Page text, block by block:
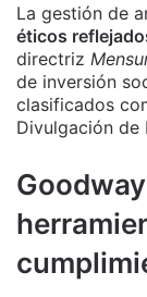
La gestión de
éticos
directriz
de inversión
clasificados
Divulgación de